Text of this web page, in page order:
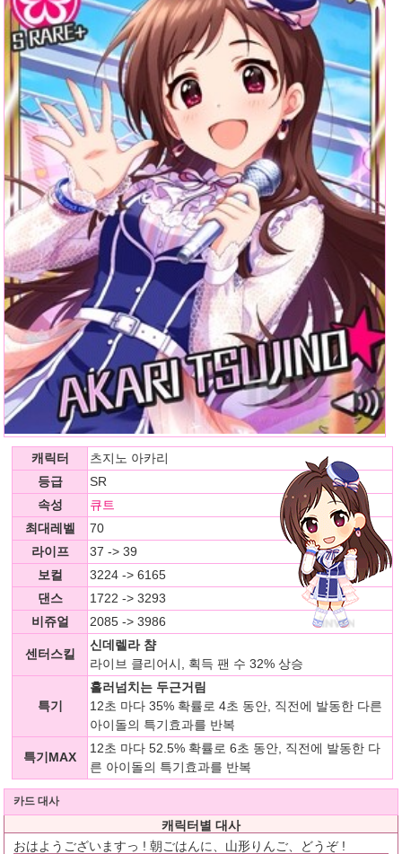
캐릭터
츠지노 아카리
등급
SR
속성
큐트
최대레벨
70
라이프
37 -> 39
보컬
3224 -> 6165
댄스
1722 -> 3293
비쥬얼
2085 -> 3986
센터스킬
신데렐라 챰
라이브 클리어시, 획득 팬 수 32% 상승
특기
흘러넘치는 두근거림
12초 마다 35% 확률로 4초 동안, 직전에 발동한 다른
아이돌의 특기효과를 반복
특기MAX
12초 마다 52.5% 확률로 6초 동안, 직전에 발동한 다
른 아이돌의 특기효과를 반복
카드 대사
캐릭터별 대사
おはようございますっ ! 朝ごはんに、山形りんご、どうぞ !